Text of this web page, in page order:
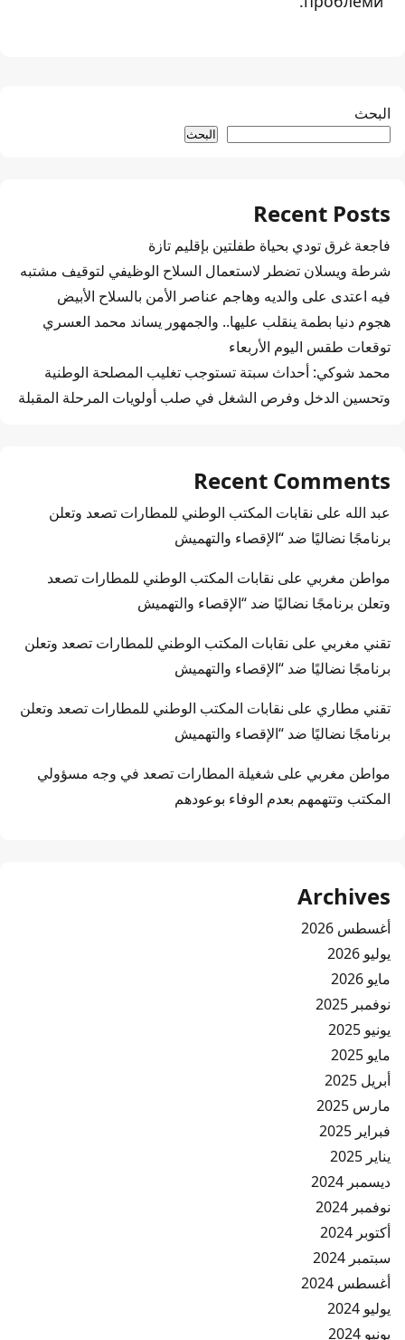
البحث
البحث
Recent Posts
فاجعة غرق تودي بحياة طفلتين بإقليم تازة
شرطة ويسلان تضطر لاستعمال السلاح الوظيفي لتوقيف مشتبه
فيه اعتدى على والديه وهاجم عناصر الأمن بالسلاح الأبيض
هجوم دنيا بطمة ينقلب عليها.. والجمهور يساند محمد العسري
توقعات طقس اليوم الأربعاء
محمد شوكي: أحداث سبتة تستوجب تغليب المصلحة الوطنية
وتحسين الدخل وفرص الشغل في صلب أولويات المرحلة المقبلة
Recent Comments
عبد الله على نقابات المكتب الوطني للمطارات تصعد وتعلن
برنامجًا نضاليًا ضد “الإقصاء والتهميش
مواطن مغربي على نقابات المكتب الوطني للمطارات تصعد
وتعلن برنامجًا نضاليًا ضد “الإقصاء والتهميش
تقني مغربي على نقابات المكتب الوطني للمطارات تصعد وتعلن
برنامجًا نضاليًا ضد “الإقصاء والتهميش
تقني مطاري على نقابات المكتب الوطني للمطارات تصعد وتعلن
برنامجًا نضاليًا ضد “الإقصاء والتهميش
مواطن مغربي على شغيلة المطارات تصعد في وجه مسؤولي
المكتب وتتهمهم بعدم الوفاء بوعودهم
Archives
أغسطس 2026
يوليو 2026
مايو 2026
نوفمبر 2025
يونيو 2025
مايو 2025
أبريل 2025
مارس 2025
فبراير 2025
يناير 2025
ديسمبر 2024
نوفمبر 2024
أكتوبر 2024
سبتمبر 2024
أغسطس 2024
يوليو 2024
يونيو 2024